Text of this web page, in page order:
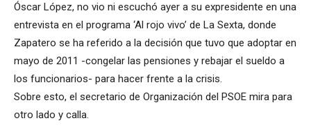
Óscar López, no vio ni escuchó ayer a su expresidente en una
entrevista en el programa ‘Al rojo vivo’ de La Sexta, donde
Zapatero se ha referido a la decisión que tuvo que adoptar en
mayo de 2011 -congelar las pensiones y rebajar el sueldo a
los funcionarios- para hacer frente a la crisis.
Sobre esto, el secretario de Organización del PSOE mira para
otro lado y calla.